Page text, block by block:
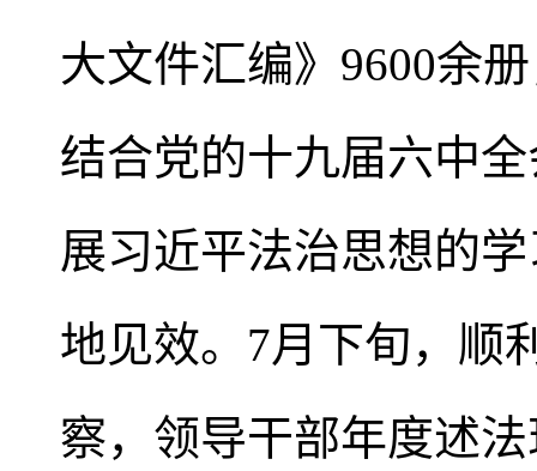
大文件汇编》9600余
结合党的十九届六中
展习近平法治思想的
地见效。7月下旬，顺
察，领导干部年度述